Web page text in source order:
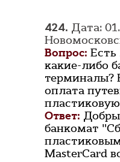
424. Дата:
Вопрос: Есть
какие-либо
терминалы?
оплата
Ответ:
банкомат
MasterCard